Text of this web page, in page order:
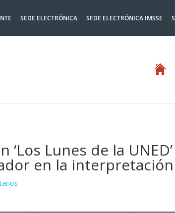
SEDE ELECTRÓNICA SEDE ELECTRÓNICA IMSSE
‘Los Lunes de la
en la